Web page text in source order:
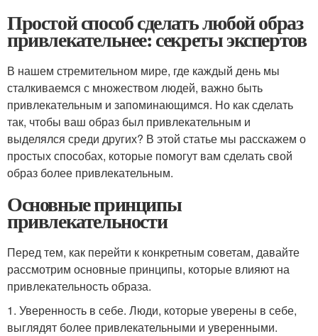
Простой способ сделать любой образ
привлекательнее: секреты экспертов
В нашем стремительном мире, где каждый день мы
сталкиваемся с множеством людей, важно быть
привлекательным и запоминающимся. Но как сделать
так, чтобы ваш образ был привлекательным и
выделялся среди других? В этой статье мы расскажем о
простых способах, которые помогут вам сделать свой
образ более привлекательным.
Основные принципы
привлекательности
Перед тем, как перейти к конкретным советам, давайте
рассмотрим основные принципы, которые влияют на
привлекательность образа.
1. Уверенность в себе. Люди, которые уверены в себе,
выглядят более привлекательными и уверенными.